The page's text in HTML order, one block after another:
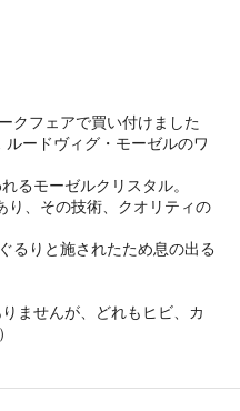
クフェアで買い付けました
ードヴィグ・モーゼルのワ
るモーゼルクリスタル。
り、その技術、クオリティの
るりと施されたため息の出る
ませんが、どれもヒビ、カ